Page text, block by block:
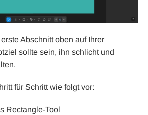
Abschnitt oben auf Ihrer
sollte sein, ihn schlicht und
für Schritt wie folgt vor:
Rectangle-Tool